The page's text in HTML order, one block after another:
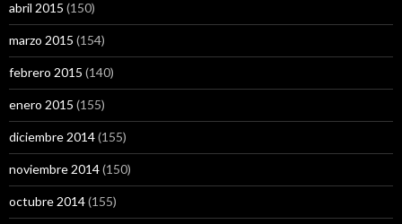
abril 2015 (150)
marzo 2015 (154)
febrero 2015 (140)
enero 2015 (155)
diciembre 2014(155)
noviembre 2014(150)
octubre 2014(155)